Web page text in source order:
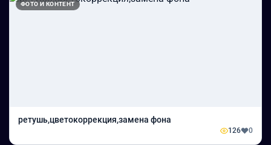
ФОТО И КОНТЕНТ
ретушь,цветокоррекция,замена фона
126 0